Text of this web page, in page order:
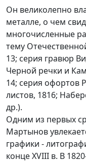
Он великолепно
металле, о чем
многочисленные
тему
13; серия гравюр
Черной речки и
14; серия офортов
листов, 1816;
др.).
Одним из первых
Мартынов
графики -
конце XVIII в. В